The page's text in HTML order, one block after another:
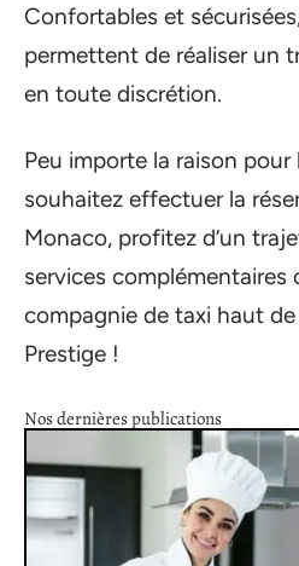
Confortables et
permettent de réaliser un
en toute discrétion.
Peu importe la raison pour
souhaitez effectuer la
Monaco, profitez d’un
services complémentaires
compagnie de taxi haut
Prestige !
Nos dernières publications